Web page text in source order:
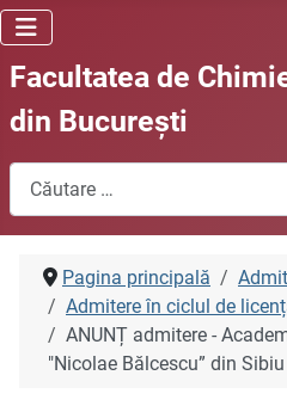
Facultatea de
din Bucureşti
Cautare
Pagina principală
Admitere în ciclul de
ANUNȚ admitere -
"Nicolae Bălcescu” din Sibiu